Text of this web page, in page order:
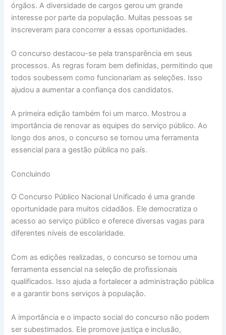
órgãos. A diversidade de cargos gerou um grande
interesse por parte da população. Muitas pessoas se
inscreveram para concorrer a essas oportunidades.
O concurso destacou-se pela transparência em seus
processos. As regras foram bem definidas, permitindo que
todos soubessem como funcionariam as seleções. Isso
ajudou a aumentar a confiança dos candidatos.
A primeira edição também foi um marco. Mostrou a
importância de renovar as equipes do serviço público. Ao
longo dos anos, o concurso se tornou uma ferramenta
essencial para a gestão pública no país.
Concluindo
O Concurso Público Nacional Unificado é uma grande
oportunidade para muitos cidadãos. Ele democratiza o
acesso ao serviço público e oferece diversas vagas para
diferentes níveis de escolaridade.
Com as edições realizadas, o concurso se tornou uma
ferramenta essencial na seleção de profissionais
qualificados. Isso ajuda a fortalecer a administração pública
e a garantir bons serviços à população.
A importância e o impacto social do concurso não podem
ser subestimados. Ele promove justiça e inclusão,